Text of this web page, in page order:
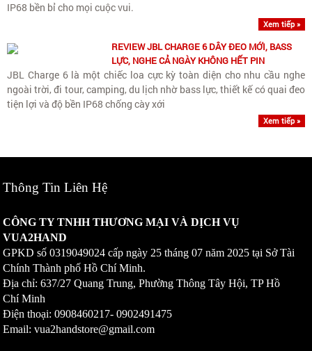
IP68 bền bỉ cho mọi cuộc vui.
Xem tiếp »
REVIEW JBL CHARGE 6 DÂY ĐEO MỚI, BASS
LỰC, NGHE CẢ NGÀY KHÔNG HẾT PIN
JBL Charge 6 là một chiếc loa cực kỳ toàn diện cho nhu cầu nghe
ngoài trời, đi tour, camping, du lịch nhờ bass lực, thiết kế có quai đeo
tiện lợi và độ bền IP68 chống cày xới
Xem tiếp »
Thông Tin Liên Hệ
CÔNG TY TNHH THƯƠNG MẠI VÀ DỊCH VỤ
VUA2HAND
GPKD số0319049024 cấp ngày 25 tháng 07 năm 2025 tại Sở Tài
Chính Thành phố Hồ Chí Minh.
Địa chỉ: 637/27 Quang Trung, Phường Thông Tây Hội, TP Hồ
Chí Minh
Điện thoại: 0908460217-0902491475
Email: vua2handstore@gmail.com